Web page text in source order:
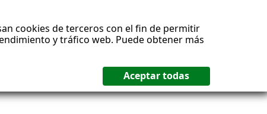
cookies de terceros con el fin de permitir
y tráfico web. Puede obtener más